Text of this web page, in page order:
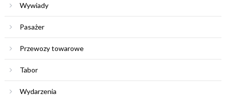
Wywiady
Pasażer
Przewozy towarowe
Tabor
Wydarzenia